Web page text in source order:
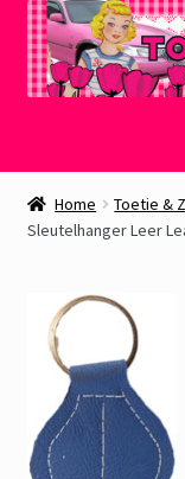
naar
navigatie
de
inhoud
Welkom
Winkelmand
Afrekenen
Over Toetie & Zo
Home Toetie &
Sleutelhanger Leer